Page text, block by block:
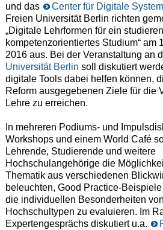
und das
Center für Digitale
Freien Universität Berlin richten
„Digitale Lehrformen für ein
kompetenzorientiertes Studium“ am
2016 aus. Bei der Veranstaltung an
Universität Berlin soll diskutiert
digitale Tools dabei helfen können,
Reform ausgegebenen Ziele für die
Lehre zu erreichen.
In mehreren Podiums- und
Workshops und einem World Café
Lehrende, Studierende und weitere
Hochschulangehörige die
Thematik aus verschiedenen
beleuchten, Good Practice-
die individuellen Besonderheiten
Hochschultypen zu evaluieren. Im
Expertengesprächs diskutiert u.a.